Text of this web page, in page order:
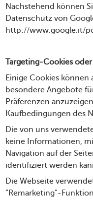
Nachstehend können
Datenschutz von
http://www.google.it/
Targeting-Cookies
Einige Cookies
besondere Angebote
Präferenzen
Kaufbedingungen des
Die von uns
keine Informationen,
Navigation auf der
identifiziert werden
Die Webseite
“Remarketing”-